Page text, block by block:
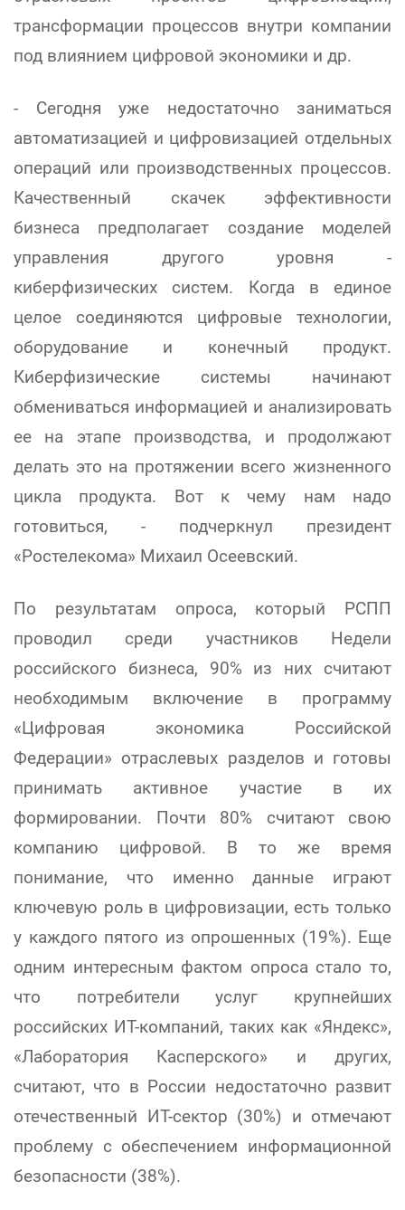
трансформации процессов внутри компании
под влиянием цифровой экономики и др.
- Сегодня уже недостаточно заниматься
автоматизацией и цифровизацией отдельных
операций или производственных процессов.
Качественный скачек эффективности
бизнеса предполагает создание моделей
управления другого уровня -
киберфизических систем. Когда в единое
целое соединяются цифровые технологии,
оборудование и конечный продукт.
Киберфизические системы начинают
обмениваться информацией и анализировать
ее на этапе производства, и продолжают
делать это на протяжении всего жизненного
цикла продукта. Вот к чему нам надо
готовиться, - подчеркнул президент
«Ростелекома» Михаил Осеевский.
По результатам опроса, который РСПП
проводил среди участников Недели
российского бизнеса, 90% из них считают
необходимым включение в программу
«Цифровая экономика Российской
Федерации» отраслевых разделов и готовы
принимать активное участие в их
формировании. Почти 80% считают свою
компанию цифровой. В то же время
понимание, что именно данные играют
ключевую роль в цифровизации, есть только
у каждого пятого из опрошенных (19%). Еще
одним интересным фактом опроса стало то,
что потребители услуг крупнейших
российских ИТ-компаний, таких как «Яндекс»,
«Лаборатория Касперского» и других,
считают, что в России недостаточно развит
отечественный ИТ-сектор (30%) и отмечают
проблему с обеспечением информационной
безопасности (38%).